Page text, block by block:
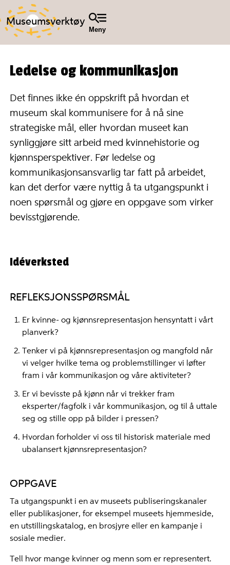
Museumsverktøy
Meny
Ledelse og kommunikasjon
Det finnes ikke én oppskrift på hvordan et
museum skal kommunisere for å nå sine
strategiske mål, eller hvordan museet kan
synliggjøre sitt arbeid med kvinnehistorie og
kjønnsperspektiver. Før ledelse og
kommunikasjonsansvarlig tar fatt på arbeidet,
kan det derfor være nyttig å ta utgangspunkt i
noen spørsmål og gjøre en oppgave som virker
bevisstgjørende.
Idéverksted
REFLEKSJONSSPØRSMÅL
Er kvinne- og kjønnsrepresentasjon hensyntatt i vårt
planverk?
Tenker vi på kjønnsrepresentasjon og mangfold når
vi velger hvilke tema og problemstillinger vi løfter
fram i vår kommunikasjon og våre aktiviteter?
Er vi bevisste på kjønn når vi trekker fram
eksperter/fagfolk i vår kommunikasjon, og til å uttale
seg og stille opp på bilder i pressen?
Hvordan forholder vi oss til historisk materiale med
ubalansert kjønnsrepresentasjon?
OPPGAVE
Ta utgangspunkt i en av museets publiseringskanaler
eller publikasjoner, for eksempel museets hjemmeside,
en utstillingskatalog, en brosjyre eller en kampanje i
sosiale medier.
Tell hvor mange kvinner og menn som er representert.